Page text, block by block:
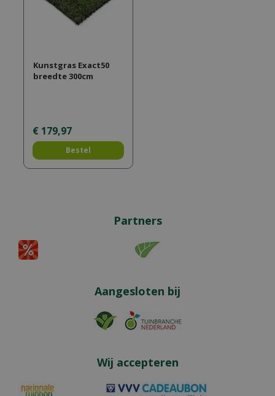
Kunstgras Exact50
breedte 300cm
€ 179,97
Bestel
Partners
Aangesloten bij
Wij accepteren